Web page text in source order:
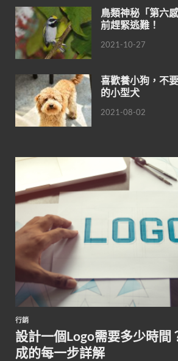
鳥類神秘「第六
前趕緊逃難！
2021-10-27
喜歡養小狗，不
的小型犬
2021-08-02
行銷
設計一個Logo需要多少時間
成的每一步詳解